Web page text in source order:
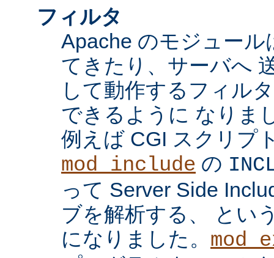
フィルタ
Apache のモジュー
てきたり、サーバへ
して動作するフィル
できるように なりま
例えば CGI スクリプ
mod_include の
って Server Side
ブを解析する、 とい
になりました。